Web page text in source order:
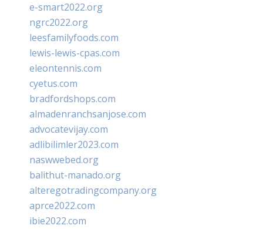
e-smart2022.org
ngrc2022.org
leesfamilyfoods.com
lewis-lewis-cpas.com
eleontennis.com
cyetus.com
bradfordshops.com
almadenranchsanjose.com
advocatevijay.com
adlibilimler2023.com
naswwebed.org
balithut-manado.org
alteregotradingcompany.org
aprce2022.com
ibie2022.com